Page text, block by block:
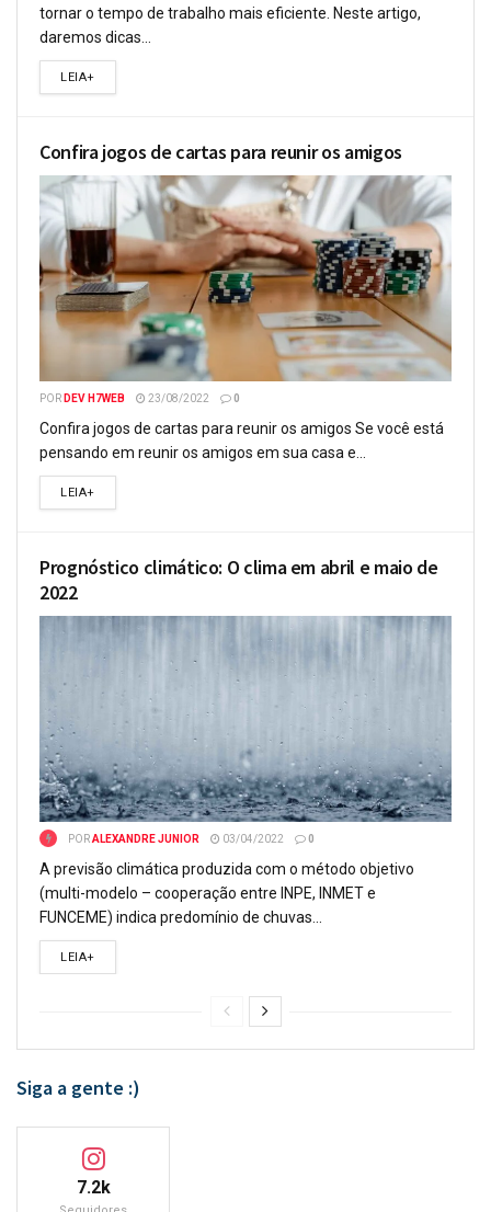
tornar o tempo de trabalho mais eficiente. Neste artigo,
daremos dicas...
LEIA+
Confira jogos de cartas para reunir os amigos
POR DEV H7WEB 23/08/2022 0
Confira jogos de cartas para reunir os amigos Se você está
pensando em reunir os amigos em sua casa e...
LEIA+
Prognóstico climático: O clima em abril e maio de
2022
PORALEXANDRE JUNIOR 03/04/2022 0
A previsão climática produzida com o método objetivo
(multi-modelo – cooperação entre INPE, INMET e
FUNCEME) indica predomínio de chuvas...
LEIA+
Siga a gente :)
7.2k